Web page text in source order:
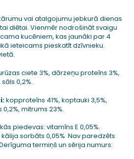
vai atalgojumu jebkurā dienas
diētai. Vienmēr nodrošināt svaigu
kucēniem, kas jaunāki par 4
ieteicams pieskatīt dzīvnieku.
ciete 3%, dārzeņu proteīns 3%,
0,2%.
kopproteīns 41%, koptauki 3,5%,
mitrums 23%.
piedevas: vitamīns E 0,05%.
sorbāts 0,05%. Nav paredzēts
termiņš un sērija numurs: